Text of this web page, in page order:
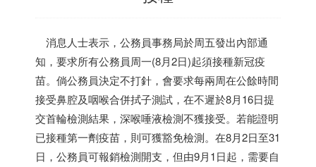
消息人士表示，公務員事務局於周五發出內部通
知，要求所有公務員周一(8月2日)起須接種新冠疫
苗。倘公務員決定不打針，會要求每兩周在公餘時間
接受鼻腔及咽喉合併拭子測試，在不遲於8月16日提
交首輪檢測結果，深喉唾液檢測不獲接受。若能證明
已接種第一劑疫苗，則可獲豁免檢測。在8月2日至31
日，公務員可報銷檢測開支，但由9月1日起，需要自